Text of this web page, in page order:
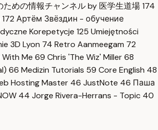
ための情報チャンネル by 医学生道場174
172 Артём Звёздин - обучение
Korepetycje 125 Umiejętności
3D Lyon 74 Retro Aanmeegam 72
With Me 69 Chris 'The Wiz' Miller68
66 Medizin Tutorials 59 Core English 48
Hosting Master 46 JustNote 46 Паша
44 Jorge Rivera-Herrans - Topic 40